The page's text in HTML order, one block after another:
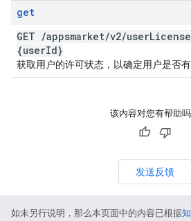
get
GET /appsmarket/v2/userLicense
{userId}
获取用户的许可状态，以确定用户是否有
该内容对您有帮助吗
发送反馈
如未另行说明，那么本页面中的内容已根据